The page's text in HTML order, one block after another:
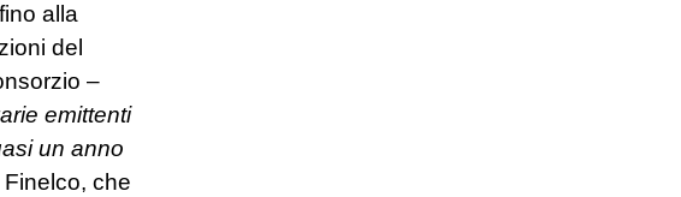
alla
del
–
emittenti
un anno
che